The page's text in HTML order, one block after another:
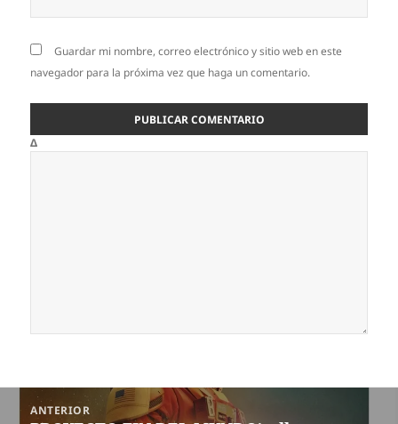
Guardar mi nombre, correo electrónico y sitio web en este
navegador para la próxima vez que haga un comentario.
Δ
Navegación
ANTERIOR